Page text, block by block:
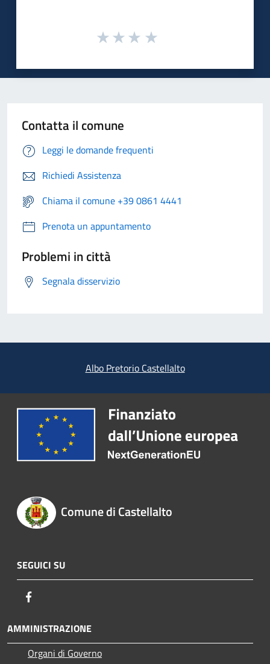
Contatta il comune
Leggi le domande frequenti
Richiedi Assistenza
Chiama il comune +39 0861 4441
Prenota un appuntamento
Problemi in città
Segnala disservizio
Albo Pretorio Castellalto
Comune di Castellalto
SEGUICI SU
AMMINISTRAZIONE
Organi di Governo